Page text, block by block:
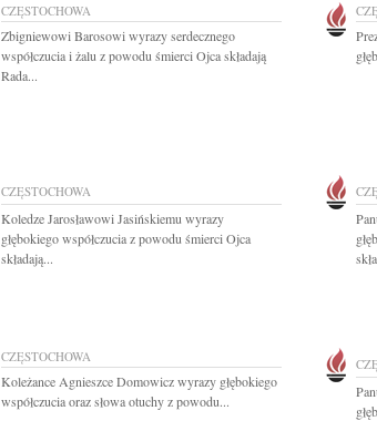
CZĘSTOCHOWA
Zbigniewowi Barosowi wyrazy serdecznego
współczucia i żalu z powodu śmierci Ojca składają
Rada...
CZĘSTOCHOWA
Koledze Jarosławowi Jasińskiemu wyrazy
głębokiego współczucia z powodu śmierci Ojca
składają...
CZĘSTOCHOWA
Koleżance Agnieszce Domowicz wyrazy głębokiego
współczucia oraz słowa otuchy z powodu...